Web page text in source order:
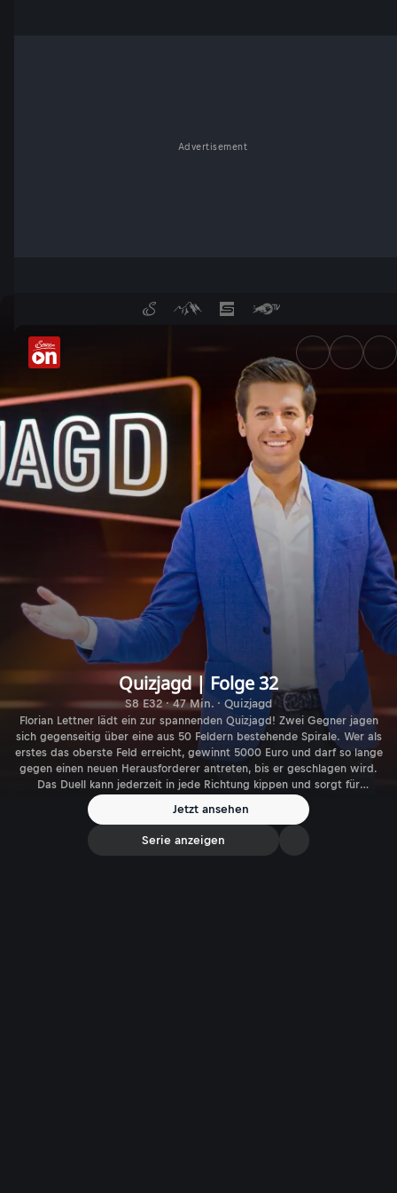
Advertisement
Quizjagd | Folge 32 -
Quizjagd | Folge 32
S8 E32 · 47 Min. · Quizjagd
Florian Lettner lädt ein zur spannenden Quizjagd! Zwei Gegner jagen
sich gegenseitig über eine aus 50 Feldern bestehende Spirale. Wer als
erstes das oberste Feld erreicht, gewinnt 5000 Euro und darf so lange
gegen einen neuen Herausforderer antreten, bis er geschlagen wird.
Das Duell kann jederzeit in jede Richtung kippen und sorgt für
Jetzt ansehen
Serie anzeigen